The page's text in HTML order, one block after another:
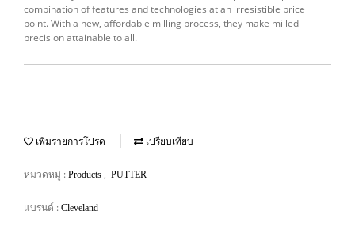
combination of features and technologies at an irresistible price
point. With a new, affordable milling process, they make milled
precision attainable to all.
เพิ่มรายการโปรด เปรียบเทียบ
หมวดหมู่ : Products , PUTTER
แบรนด์ : Cleveland